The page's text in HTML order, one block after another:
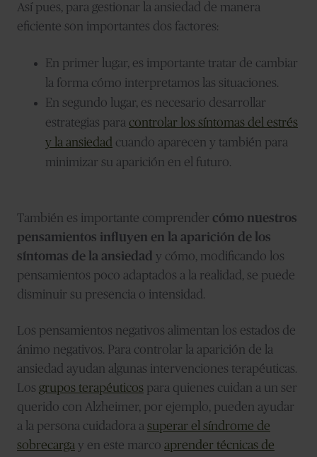
Así pues, para gestionar la ansiedad de manera
eficiente son importantes dos factores:
En primer lugar, es importante tratar de cambiar
la forma cómo interpretamos las situaciones.
En segundo lugar, es necesario desarrollar
estrategias para controlar los síntomas del estrés
y la ansiedad cuando aparecen y también para
minimizar su aparición en el futuro.
También es importante comprender cómo nuestros
pensamientos influyen en la aparición de los
síntomas de la ansiedad y cómo, modificando los
pensamientos poco adaptados a la realidad, se puede
disminuir su presencia o intensidad.
Los pensamientos negativos alimentan los estados de
ánimo negativos. Para controlar la aparición de la
ansiedad ayudan algunas intervenciones terapéuticas.
Los grupos terapéuticos para quienes cuidan a un ser
querido con Alzheimer, por ejemplo, pueden ayudar
a la persona cuidadora a superar el síndrome de
sobrecarga y en este marco aprender técnicas de